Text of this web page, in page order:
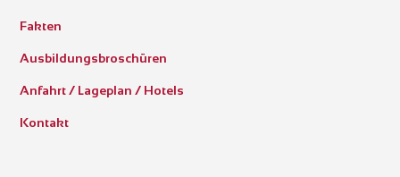
Fakten
Ausbildungsbroschüren
Anfahrt / Lageplan / Hotels
Kontakt